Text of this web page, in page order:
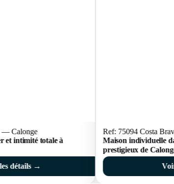
— Calonge
et intimité totale à
détails →
Ref: 75094 Costa
Maison individuelle
prestigieux de